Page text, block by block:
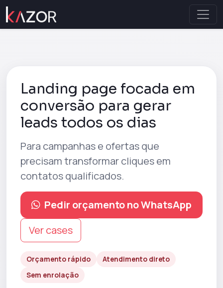
Landing page focada em
conversão para gerar
leads todos os dias
Para campanhas e ofertas que
precisam transformar cliques em
contatos qualificados.
Pedir orçamento no WhatsApp
Ver cases
Orçamento rápido
Atendimento direto
Sem enrolação